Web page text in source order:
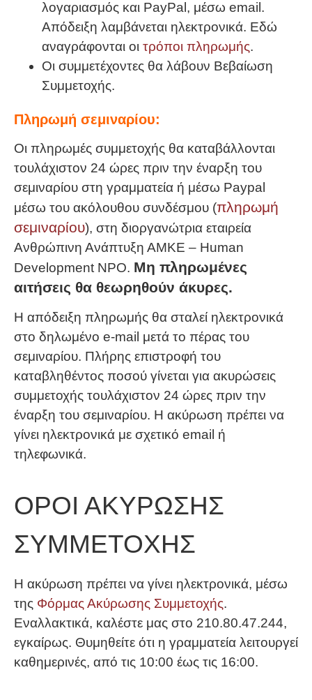
λογαριασμός και PayPal, μέσω email.
Απόδειξη λαμβάνεται ηλεκτρονικά. Εδώ
αναγράφονται οι τρόποι πληρωμής.
Οι συμμετέχοντες θα λάβουν Βεβαίωση
Συμμετοχής.
Πληρωμή σεμιναρίου:
Οι πληρωμές συμμετοχής θα καταβάλλονται
τουλάχιστον 24 ώρες πριν την έναρξη του
σεμιναρίου στη γραμματεία ή μέσω Paypal
μέσω του ακόλουθου συνδέσμου (πληρωμή
σεμιναρίου), στη διοργανώτρια εταιρεία
Ανθρώπινη Ανάπτυξη ΑΜΚΕ – Human
Development NPO. Μη πληρωμένες
αιτήσεις θα θεωρηθούν άκυρες.
Η απόδειξη πληρωμής θα σταλεί ηλεκτρονικά
στο δηλωμένο e-mail μετά το πέρας του
σεμιναρίου. Πλήρης επιστροφή του
καταβληθέντος ποσού γίνεται για ακυρώσεις
συμμετοχής τουλάχιστον 24 ώρες πριν την
έναρξη του σεμιναρίου. Η ακύρωση πρέπει να
γίνει ηλεκτρονικά με σχετικό email ή
τηλεφωνικά.
ΟΡΟΙ ΑΚΥΡΩΣΗΣ
ΣΥΜΜΕΤΟΧΗΣ
Η ακύρωση πρέπει να γίνει ηλεκτρονικά, μέσω
της Φόρμας Ακύρωσης Συμμετοχής.
Εναλλακτικά, καλέστε μας στο 210.80.47.244,
εγκαίρως. Θυμηθείτε ότι η γραμματεία λειτουργεί
καθημερινές, από τις 10:00 έως τις 16:00.